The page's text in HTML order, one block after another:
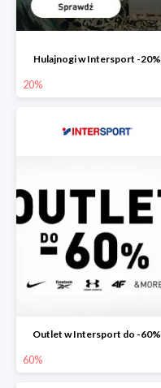
Hulajnogi w Intersport -20%
20%
Outlet w Intersport do -60%
60%